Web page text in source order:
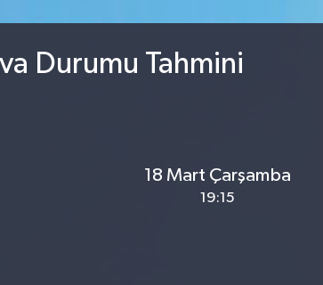
Durumu Tahmini
18 Mart Çarşamba
19:15